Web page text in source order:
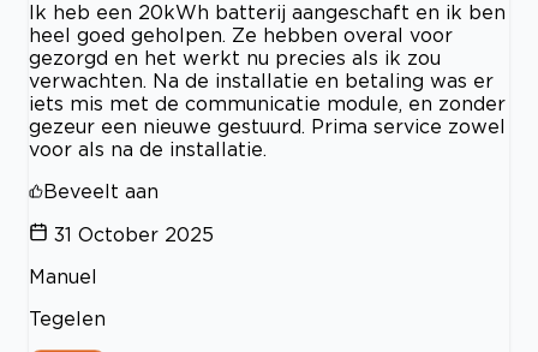
Ik heb een 20kWh batterij aangeschaft en ik ben
heel goed geholpen. Ze hebben overal voor
gezorgd en het werkt nu precies als ik zou
verwachten. Na de installatie en betaling was er
iets mis met de communicatie module, en zonder
gezeur een nieuwe gestuurd. Prima service zowel
voor als na de installatie.
Beveelt aan
31 October 2025
Manuel
Tegelen